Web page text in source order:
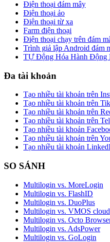
Điện thoại đám mây
Điện thoại ảo
Điện thoại từ xa
Farm điện thoại
Điện thoại chạy trên đám
Trình giả lập Android đám
TỰ Động Hóa Hành Động
Đa tài khoản
Tạo nhiều tài khoản trên
Tạo nhiều tài khoản trên
Tạo nhiều tài khoản trên
Tạo nhiều tài khoản trên
Tạo nhiều tài khoản
Tạo nhiều tài khoản trên
Tạo nhiều tài khoản
SO SÁNH
Multilogin vs. MoreLogin
Multilogin vs. FlashID
Multilogin vs. DuoPlus
Multilogin vs. VMOS cloud
Multilogin vs. Octo
Multilogin vs. AdsPower
Multilogin vs. GoLogin